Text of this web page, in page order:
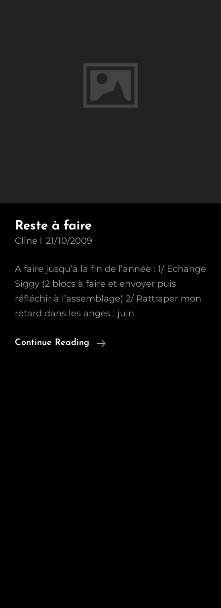
Reste à faire
Cline 21/10/2009
A faire jusqu’à la fin de l’année : 1/ Echange
Siggy (2 blocs à faire et envoyer puis
réfléchir à l’assemblage) 2/ Rattraper mon
retard dans les anges : juin
Continue Reading
Reste